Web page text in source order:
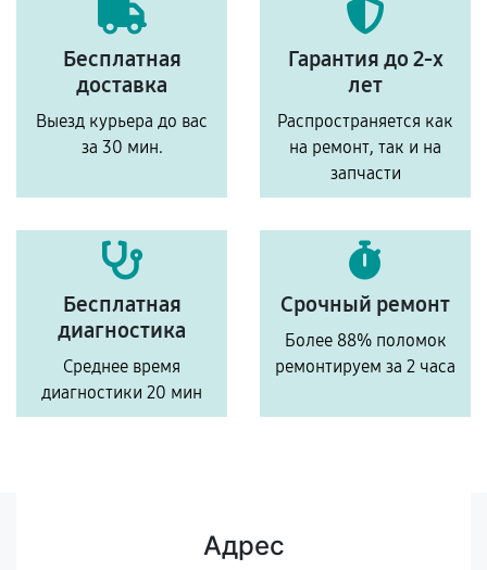
Бесплатная
доставка
Выезд курьера до вас
за 30 мин.
Гарантия до 2-х
лет
Распространяется как
на ремонт, так и на
запчасти
Бесплатная
диагностика
Среднее время
диагностики 20 мин
Срочный ремонт
Более 88% поломок
ремонтируем за 2 часа
Адрес